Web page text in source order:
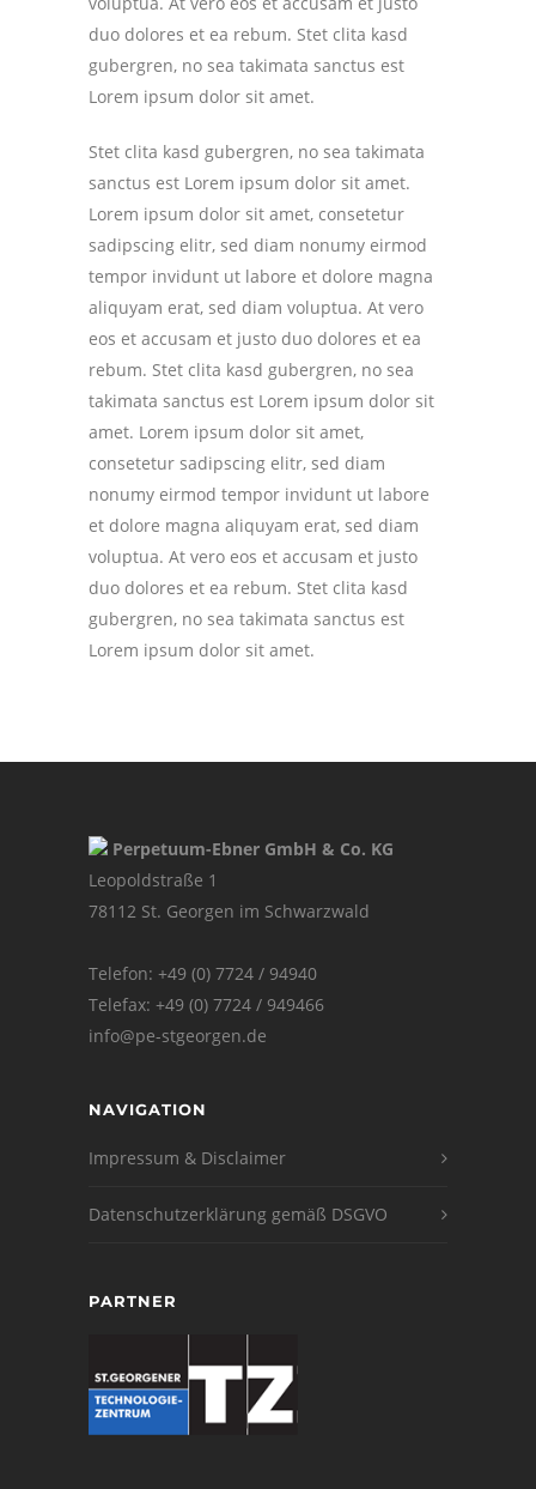
duo dolores et ea rebum. Stet clita kasd
gubergren, no sea takimata sanctus est
Lorem ipsum dolor sit amet.
Stet clita kasd gubergren, no sea takimata
sanctus est Lorem ipsum dolor sit amet.
Lorem ipsum dolor sit amet, consetetur
sadipscing elitr, sed diam nonumy eirmod
tempor invidunt ut labore et dolore magna
aliquyam erat, sed diam voluptua. At vero
eos et accusam et justo duo dolores et ea
rebum. Stet clita kasd gubergren, no sea
takimata sanctus est Lorem ipsum dolor sit
amet. Lorem ipsum dolor sit amet,
consetetur sadipscing elitr, sed diam
nonumy eirmod tempor invidunt ut labore
et dolore magna aliquyam erat, sed diam
voluptua. At vero eos et accusam et justo
duo dolores et ea rebum. Stet clita kasd
gubergren, no sea takimata sanctus est
Lorem ipsum dolor sit amet.
Perpetuum-Ebner GmbH & Co. KG
Leopoldstraße 1
78112 St. Georgen im Schwarzwald
Telefon: +49 (0) 7724 / 94940
Telefax: +49 (0) 7724 / 949466
info@pe-stgeorgen.de
NAVIGATION
Impressum & Disclaimer
Datenschutzerklärung gemäß DSGVO
PARTNER